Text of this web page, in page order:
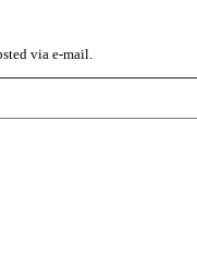
via e-mail.